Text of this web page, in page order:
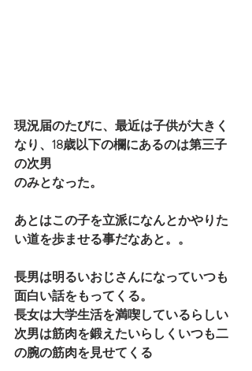
現況届のたびに、最近は子供が大きく
なり、18歳以下の欄にあるのは第三子
の次男
のみとなった。
あとはこの子を立派になんとかやりた
い道を歩ませる事だなあと。。
長男は明るいおじさんになっていつも
面白い話をもってくる。
長女は大学生活を満喫しているらしい
次男は筋肉を鍛えたいらしくいつも二
の腕の筋肉を見せてくる